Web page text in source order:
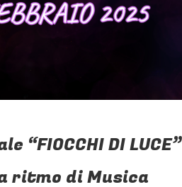
“FIOCCHI DI LUCE”
ritmo di Musica